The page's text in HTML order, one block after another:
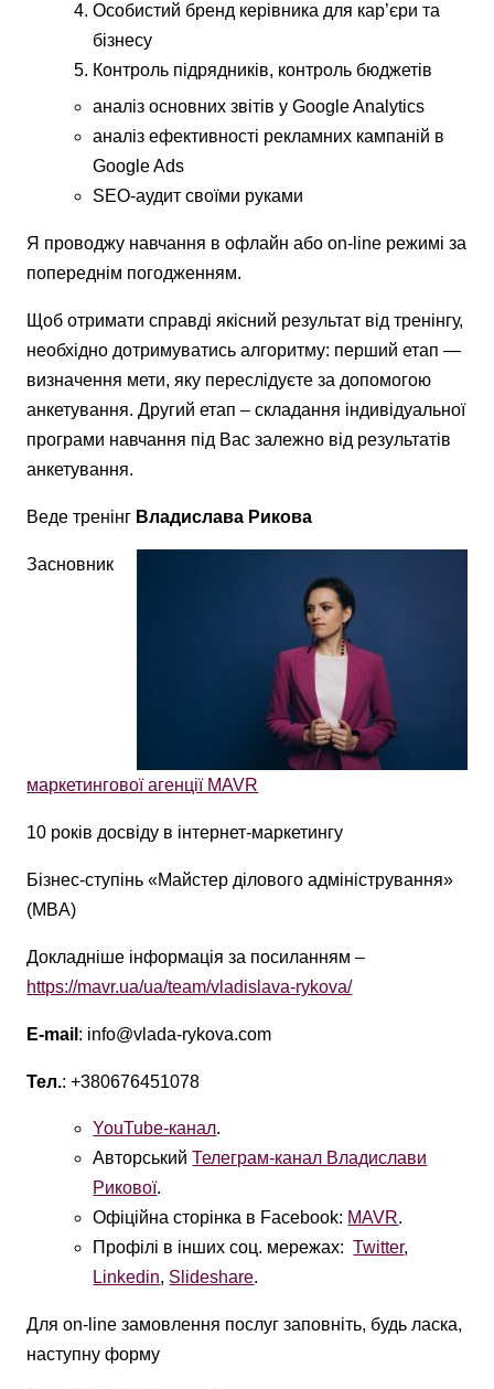
Особистий бренд керівника для кар’єри та
бізнесу
Контроль підрядників, контроль бюджетів
аналіз основних звітів у Google Analytics
аналіз ефективності рекламних кампаній в
Google Ads
SEO-аудит своїми руками
Я проводжу навчання в офлайн або on-line режимі за
попереднім погодженням.
Щоб отримати справді якісний результат від тренінгу,
необхідно дотримуватись алгоритму: перший етап —
визначення мети, яку переслідуєте за допомогою
анкетування. Другий етап – складання індивідуальної
програми навчання під Вас залежно від результатів
анкетування.
Веде тренінг Владислава Рикова
Засновник
маркетингової агенції MAVR
10 років досвіду в інтернет-маркетингу
Бізнес-ступінь «Майстер ділового адміністрування»
(MBA)
Докладніше інформація за посиланням –
https://mavr.ua/ua/team/vladislava-rykova/
E-mail : info@vlada-rykova.com
Тел.: +380676451078
YouTube-канал.
АвторськийТелеграм-канал Владислави
Рикової.
Офіційна сторінка в Facebook: MAVR.
Профілі в інших соц. мережах:Twitter,
Linkedin, Slideshare.
Для on-line замовлення послуг заповніть, будь ласка,
наступну форму